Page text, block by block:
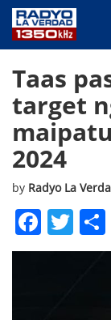
PUBLIC
PROGRAMS
ABOUT
Taas
target
2024
by Radyo La